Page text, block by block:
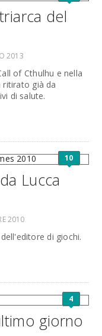
del
2013
of Cthulhu e nella
ritirato già da
di salute.
10
Lucca
2010
di giochi.
4
giorno